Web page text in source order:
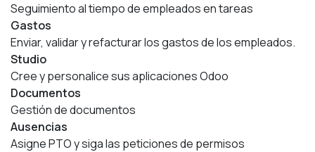
Seguimiento al tiempo de empleados en tareas
Gastos
Enviar, validar y refacturar los gastos de los empleados.
Studio
Cree y personalice sus aplicaciones Odoo
Documentos
Gestión de documentos
Ausencias
Asigne PTO y siga las peticiones de permisos